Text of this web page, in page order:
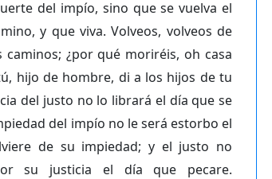
del impío, sino que se vuelva el
y que viva. Volveos, volveos de
caminos; ¿por qué moriréis, oh casa
hijo de hombre, di a los hijos de tu
del justo no lo librará el día que se
del impío no le será estorbo el
de su impiedad; y el justo no
su justicia el día que pecare.